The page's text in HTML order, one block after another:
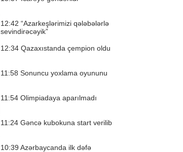
12:42 “Azarkeşlərimizi qələbələrlə
sevindirəcəyik”
12:34 Qazaxıstanda çempion oldu
11:58 Sonuncu yoxlama oyununu
11:54 Olimpiadaya aparılmadı
11:24 Gəncə kubokuna start verilib
10:39 Azərbaycanda ilk dəfə